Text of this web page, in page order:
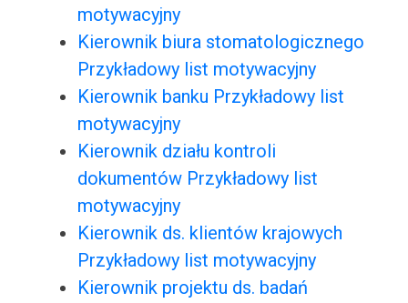
motywacyjny
Kierownik biura stomatologicznego
Przykładowy list motywacyjny
Kierownik banku Przykładowy list
motywacyjny
Kierownik działu kontroli
dokumentów Przykładowy list
motywacyjny
Kierownik ds. klientów krajowych
Przykładowy list motywacyjny
Kierownik projektu ds. badań